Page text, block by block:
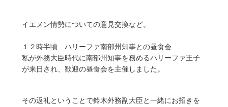
イエメン情勢についての意見交換など。
１２時半頃 ハリーファ南部州知事との昼食会
私が外務大臣時代に南部州知事を務めるハリーファ王子
が来日され、歓迎の昼食会を主催しました。
その返礼ということで鈴木外務副大臣と一緒にお招きを